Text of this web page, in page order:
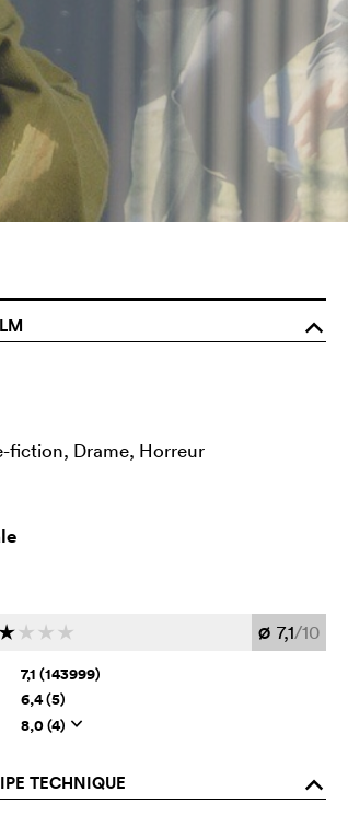
o
fiction, Drame, Horreur
c c c Ø 7,1/10
7,1 (143999)
6,4 (5)
8,0 (4) q
TECHNIQUE o